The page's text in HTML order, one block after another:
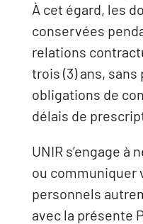
À cet égard, les
conservées
relations
trois (3) ans,
obligations de
délais de
UNIR s’engage à
ou communiquer
personnels
avec la présente